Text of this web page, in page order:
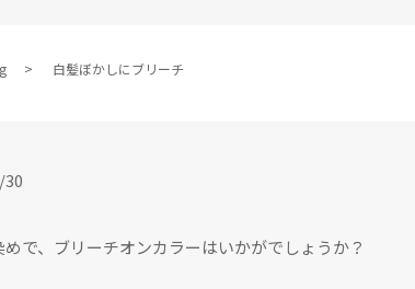
白髪ぼかしにブリーチ
めで、ブリーチオンカラーはいかがでしょうか？